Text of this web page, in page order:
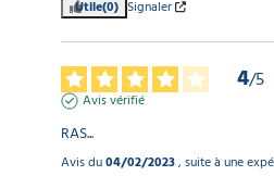
Utile(0) Signaler
4/5
Avis vérifié
RAS...
Avis du04/02/2023, suite à une